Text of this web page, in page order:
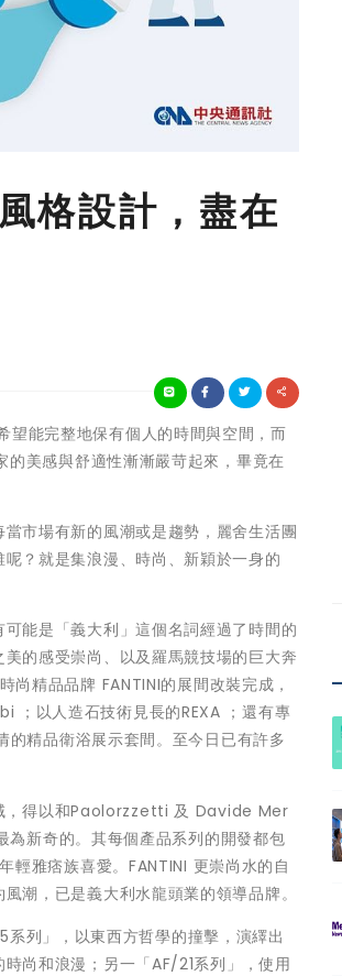
格設計，盡在
能完整地保有個人的時間與空間，而
美感與舒適性漸漸嚴苛起來，畢竟在
市場有新的風潮或是趨勢，麗舍生活團
？就是集浪漫、時尚、新穎於一身的
能是「義大利」這個名詞經過了時間的
的感受崇尚、以及羅馬競技場的巨大奔
精品品牌 FANTINI的展間改裝完成，
；以人造石技術見長的REXA ；還有專
的精品衛浴展示套間。至今日已有許多
，得以和Paolorzzetti 及 Davide Mer
新奇的。其每個產品系列的開發都包
輕雅痞族喜愛。FANTINI 更崇尚水的自
潮，已是義大利水龍頭業的領導品牌。
列」，以東西方哲學的撞擊，演繹出
尚和浪漫；另一「AF/21系列」，使用